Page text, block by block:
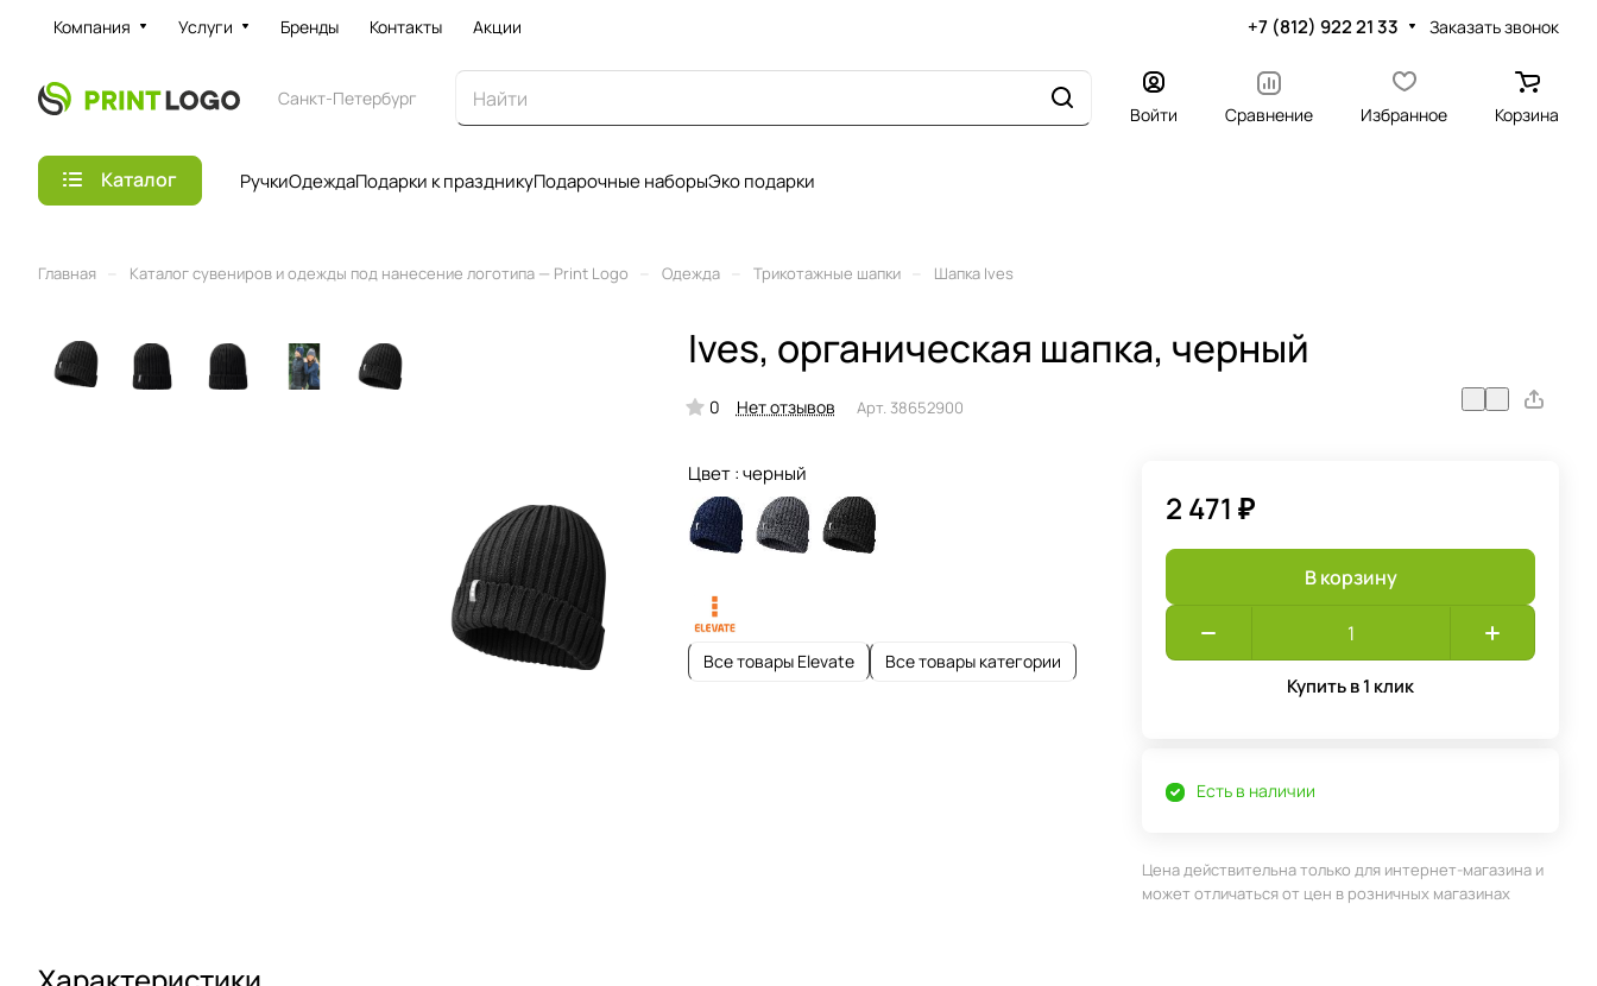
Компания Услуги Бренды Контакты Акции +7 (812) 922 21 33 Заказать звонок
Санкт-Петербург
Войти Сравнение Избранное Корзина
Каталог РучкиОдеждаПодарки к праздникуПодарочные наборыЭко подарки
Главная Каталог сувениров и одежды под нанесение логотипа — Print Logo Одежда Трикотажные шапки Шапка Ives
Ives, органическая шапка, черный
0 Нет отзывов Арт. 38652900
Цвет :черный
Все товары Elevate Все товары категории
2 471 ₽
В корзину
Купить в 1 клик
Есть в наличии
Цена действительна только для интернет-магазина и
может отличаться от цен в розничных магазинах